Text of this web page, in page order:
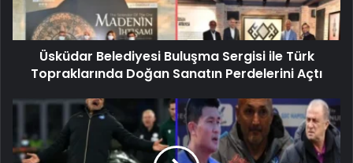
Üsküdar Belediyesi Buluşma Sergisi ile Türk
Topraklarında Doğan Sanatın Perdelerini Açtı